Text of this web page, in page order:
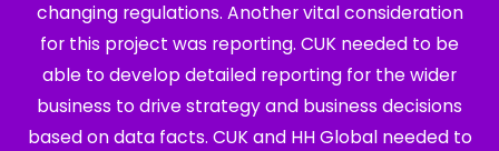
changing regulations. Another vital consideration
for this project was reporting. CUK needed to be
able to develop detailed reporting for the wider
business to drive strategy and business decisions
based on data facts. CUK and HH Global needed to